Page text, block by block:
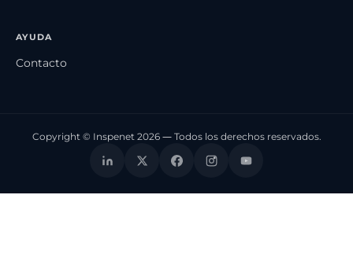
AYUDA
Contacto
Copyright © Inspenet 2026 — Todos los derechos reservados.